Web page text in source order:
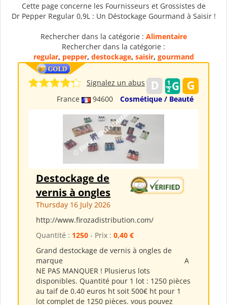
Cette page concerne les Fournisseurs et Grossistes de
Dr Pepper Regular 0,9L : Un Déstockage Gourmand à Saisir !
Rechercher dans la catégorie : Alimentaire
Rechercher dans la catégorie :
regular, pepper, destockage, saisir, gourmand
France 94600 Cosmétique / Beauté
Signalez un abus
Destockage de
vernis à ongles
Thursday 16 July 2026
http://www.firozadistribution.com/
Quantité : 1250 - Prix : 0,40 €
Grand destockage de vernis à ongles de
marque A
NE PAS MANQUER ! Plusierus lots
disponibles. Quantité pour 1 lot : 1250 pièces
au taif de 0.40 euros ht soit 500€ ht pour 1
lot complet de 1250 pièces. vous pouvez